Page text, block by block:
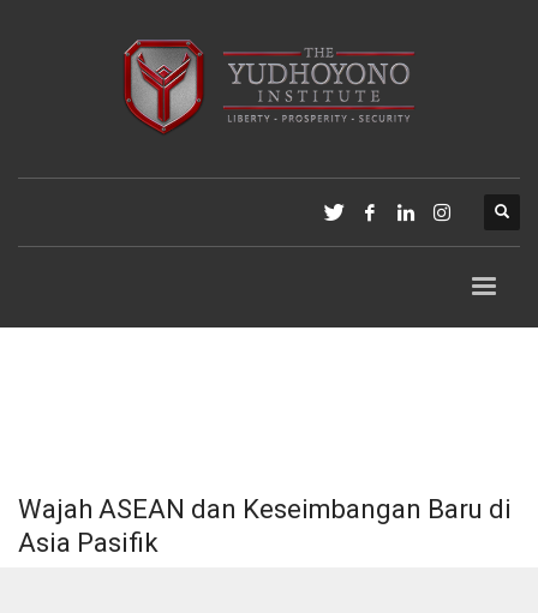
Wajah ASEAN dan Keseimbangan Baru di
Asia Pasifik